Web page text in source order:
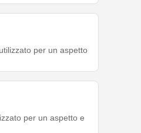
per un aspetto
per un aspetto e